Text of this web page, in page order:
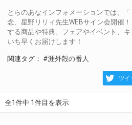
とらのあなインフォメーションでは、
念、星野リリィ先生WEBサイン会開催
する商品や特典、フェアやイベント、
いち早くお届けします！
関連タグ： #涯外殻の番人
ツイ
全1件中 1件目を表示